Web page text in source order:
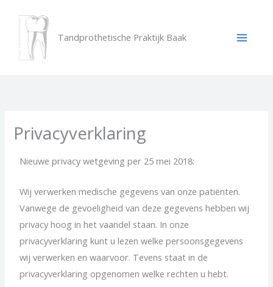
content
Tandprothetische Praktijk Baak
Privacyverklaring
Nieuwe privacy wetgeving per 25 mei 2018:
Wij verwerken medische gegevens van onze patiënten.
Vanwege de gevoeligheid van deze gegevens hebben wij
privacy hoog in het vaandel staan. In onze
privacyverklaring kunt u lezen welke persoonsgegevens
wij verwerken en waarvoor. Tevens staat in de
privacyverklaring opgenomen welke rechten u hebt.